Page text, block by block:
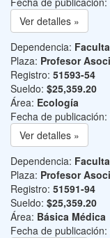
Ver detalles »
Dependencia:
Plaza: Profesor
Registro: 51593-54
Sueldo: $25,359.20
Área: Ecología
Fecha de publicación:
Ver detalles »
Dependencia:
Plaza: Profesor
Registro: 51591-94
Sueldo: $25,359.20
Área: Básica Médica
Fecha de publicación: